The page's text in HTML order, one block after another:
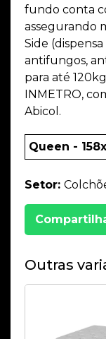
fundo conta
assegurando
Side
antifungos,
para até
INMETRO,
Abicol.
Queen -
Setor:
Outras